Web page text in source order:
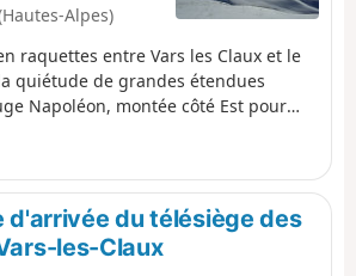
Alpes)
raquettes entre Vars les Claux et le
quiétude de grandes étendues
Napoléon, montée côté Est pour
de Vars. Ensuite, nouvelle montée
de l'Écuelle et redescente sur
d'arrivée du télésiège des
les-Claux